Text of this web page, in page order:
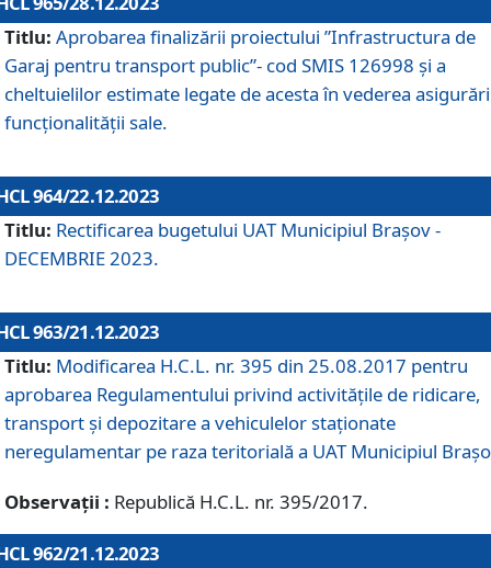
Titlu: Aprobarea finalizării proiectului ”Infrastructura de
Garaj pentru transport public”- cod SMIS 126998 și a
cheltuielilor estimate legate de acesta în vederea
funcționalității sale.
964/22.12.2023
Titlu: Rectificarea bugetului UAT Municipiul Braşov -
DECEMBRIE 2023.
963/21.12.2023
Titlu: Modificarea H.C.L. nr. 395 din 25.08.2017 pentru
aprobarea Regulamentului privind activitățile de ridicare,
transport şi depozitare a vehiculelor staționate
neregulamentar pe raza teritorială a UAT Municipiul
Observații : Republică H.C.L. nr. 395/2017.
962/21.12.2023